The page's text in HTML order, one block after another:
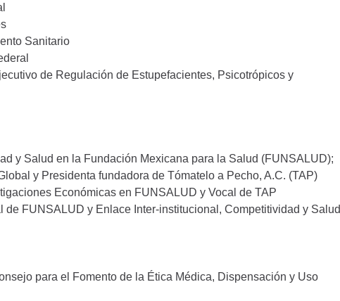
Sanitario
de Regulación de Estupefacientes, Psicotrópicos y
y Salud en la Fundación Mexicana para la Salud (FUNSALUD);
y Presidenta fundadora de Tómatelo a Pecho, A.C. (TAP)
Económicas en FUNSALUD y Vocal de TAP
de FUNSALUD y Enlace Inter-institucional, Competitividad y Salud
para el Fomento de la Ética Médica, Dispensación y Uso